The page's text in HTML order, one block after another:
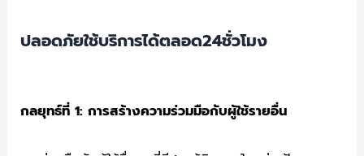
ปลอดภัยใช้บริการได้ตลอด24ชั่วโมง
กลยุทธ์ที่ 1:การสร้างความร่วมมือกับผู้ใช้รายอื่น